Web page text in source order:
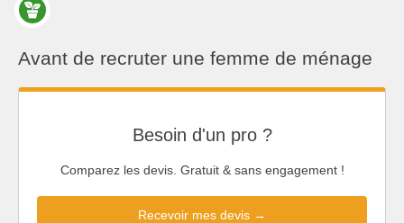
Avant de recruter une femme de ménage
Besoin d'un pro ?
Comparez les devis. Gratuit & sans engagement !
Recevoir mes devis →